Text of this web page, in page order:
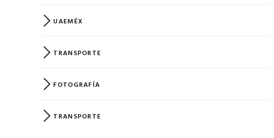
UAEMÉX
TRANSPORTE
FOTOGRAFÍA
TRANSPORTE